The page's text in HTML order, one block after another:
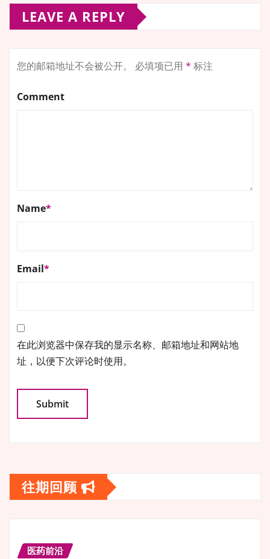
LEAVE A REPLY
您的邮箱地址不会被公开。 必填项已用 * 标注
Comment
Name*
Email*
在此浏览器中保存我的显示名称、邮箱地址和网站地
址，以便下次评论时使用。
往期回顾
医药前沿